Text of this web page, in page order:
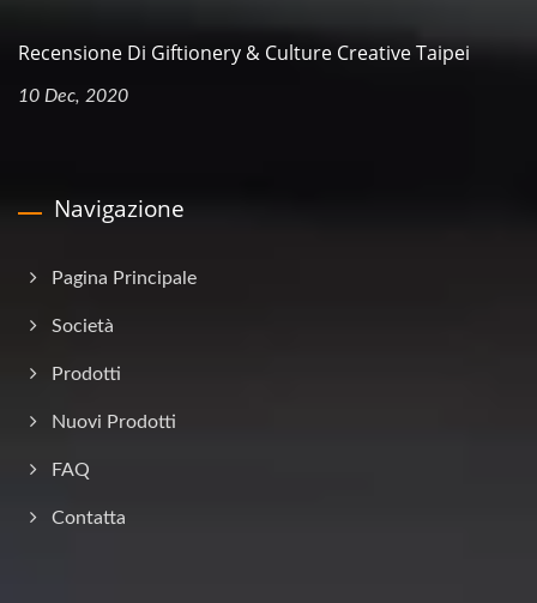
Recensione Di Giftionery & Culture Creative Taipei
10 Dec, 2020
Navigazione
Pagina Principale
Società
Prodotti
Nuovi Prodotti
FAQ
Contatta